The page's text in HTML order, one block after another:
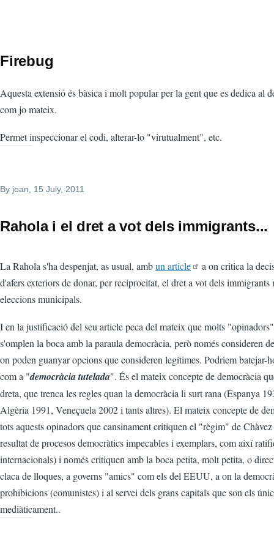
Firebug
Aquesta extensió és bàsica i molt popular per la gent que es dedica al
com jo mateix.
Permet inspeccionar el codi, alterar-lo "virutualment", etc.
By joan , 15 July, 2011
Rahola i el dret a vot dels immigrants...
La Rahola s'ha despenjat, as usual, ambun article
a on critica la
d'afers exteriors de donar, per reciprocitat, el dret a vot dels immigrants
eleccions municipals.
I en la justificació del seu article peca del mateix que molts
s'omplen la boca amb la paraula democràcia, però només consideren
on poden guanyar opcions que consideren legítimes. Podriem batejar-
com a "democràcia tutelada". És el mateix concepte de democràcia
dreta, que trenca les regles quan la democràcia li surt rana (Espanya
Algèria 1991, Veneçuela 2002 i tants altres). El mateix concepte de
tots aquests opinadors que cansinament critiquen el "règim" de
resultat de procesos democràtics impecables i exemplars, com així
internacionals) i només critiquen amb la boca petita, molt petita, o
claca de lloques, a governs "amics" com els del EEUU, a on la
prohibicions (comunistes) i al servei dels grans capitals que son els
mediàticament..